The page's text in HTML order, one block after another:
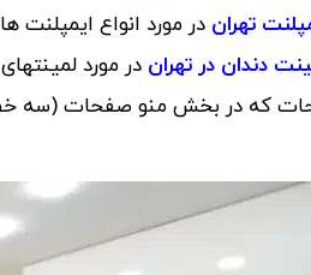
تهران در مورد انواع
دندان در تهران در مورد
که در بخش منو صفحات (سه خط